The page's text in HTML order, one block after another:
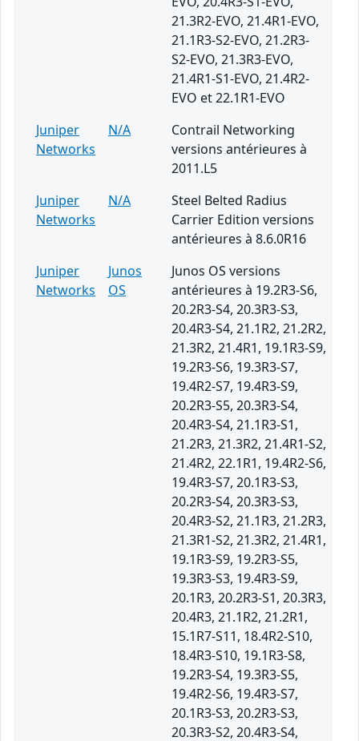
21.3R2-EVO, 21.4R1-EVO,
21.1R3-S2-EVO, 21.2R3-
S2-EVO, 21.3R3-EVO,
21.4R1-S1-EVO, 21.4R2-
EVO et 22.1R1-EVO
Juniper
Networks
N/A
Contrail Networking
versions antérieures à
2011.L5
Juniper
Networks
N/A
Steel Belted Radius
Carrier Edition versions
antérieures à 8.6.0R16
Juniper
Networks
Junos
OS
Junos OS versions
antérieures à 19.2R3-S6,
20.2R3-S4, 20.3R3-S3,
20.4R3-S4, 21.1R2, 21.2R2,
21.3R2, 21.4R1, 19.1R3-S9,
19.2R3-S6, 19.3R3-S7,
19.4R2-S7, 19.4R3-S9,
20.2R3-S5, 20.3R3-S4,
20.4R3-S4, 21.1R3-S1,
21.2R3, 21.3R2, 21.4R1-S2,
21.4R2, 22.1R1, 19.4R2-S6,
19.4R3-S7, 20.1R3-S3,
20.2R3-S4, 20.3R3-S3,
20.4R3-S2, 21.1R3, 21.2R3,
21.3R1-S2, 21.3R2, 21.4R1,
19.1R3-S9, 19.2R3-S5,
19.3R3-S3, 19.4R3-S9,
20.1R3, 20.2R3-S1, 20.3R3,
20.4R3, 21.1R2, 21.2R1,
15.1R7-S11, 18.4R2-S10,
18.4R3-S10, 19.1R3-S8,
19.2R3-S4, 19.3R3-S5,
19.4R2-S6, 19.4R3-S7,
20.1R3-S3, 20.2R3-S3,
20.3R3-S2, 20.4R3-S4,